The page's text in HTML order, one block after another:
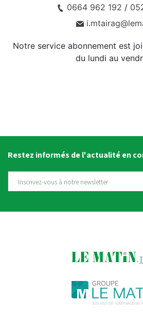
0664 962 192 /
Notre service abonnement est
du lundi au
Restez informés de l'actualité en